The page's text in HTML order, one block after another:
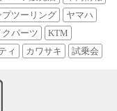
プツーリング
ヤマハ
クパーツ
KTM
ィ カワサキ 試乗会